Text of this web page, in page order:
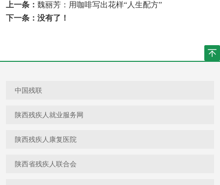
上一条： 魏丽芳：用咖啡写出花样“人生配方”
下一条：没有了！
中国残联
陕西残疾人就业服务网
陕西残疾人康复医院
陕西省残疾人联合会